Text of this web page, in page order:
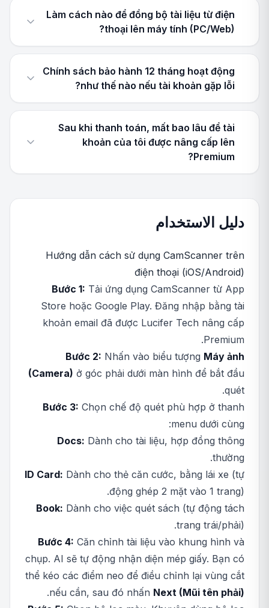
Làm cách nào để đồng bộ tài liệu từ điện
thoại lên máy tính (PC/Web)?
Chính sách bảo hành 12 tháng hoạt động
như thế nào nếu tài khoản gặp lỗi?
Sau khi thanh toán, mất bao lâu để tài
khoản của tôi được nâng cấp lên
Premium?
دليل الاستخدام
Hướng dẫn cách sử dụng CamScanner trên
điện thoại (iOS/Android)
Bước 1: Tải ứng dụng CamScanner từ App
Store hoặc Google Play. Đăng nhập bằng tài
khoản email đã được Lucifer Tech nâng cấp
Premium.
Bước 2: Nhấn vào biểu tượng Máy ảnh
(Camera) ở góc phải dưới màn hình để bắt đầu
quét.
Bước 3: Chọn chế độ quét phù hợp ở thanh
menu dưới cùng:
Docs: Dành cho tài liệu, hợp đồng thông
thường.
ID Card: Dành cho thẻ căn cước, bằng lái xe (tự
động ghép 2 mặt vào 1 trang).
Book: Dành cho việc quét sách (tự động tách
trang trái/phải).
Bước 4: Căn chỉnh tài liệu vào khung hình và
chụp. AI sẽ tự động nhận diện mép giấy. Bạn có
thể kéo các điểm neo để điều chỉnh lại vùng cắt
nếu cần, sau đó nhấn Next (Mũi tên phải)
.